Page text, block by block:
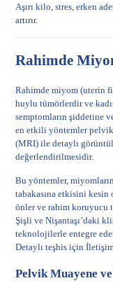
Aşırı kilo, stres, erken
artırır.
Rahimde
Rahimde miyom (uterin
huylu tümörlerdir ve
semptomların şiddetine
en etkili yöntemler
(MRI) ile detaylı
değerlendirilmesidir.
Bu yöntemler,
tabakasına etkisini kesin
önler ve rahim koruyucu
Şişli ve Nişantaşı’daki
teknolojilerle entegre
Detaylı teşhis için
Pelvik Muayene